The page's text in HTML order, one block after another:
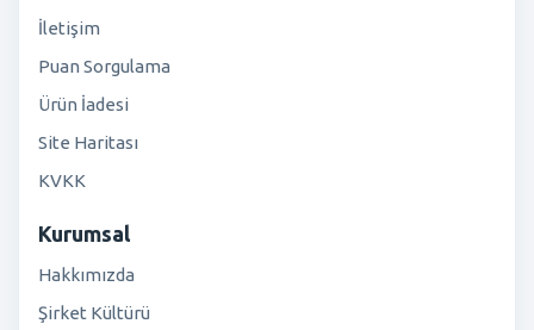
İletişim
Puan Sorgulama
Ürün İadesi
Site Haritası
KVKK
Kurumsal
Hakkımızda
Şirket Kültürü